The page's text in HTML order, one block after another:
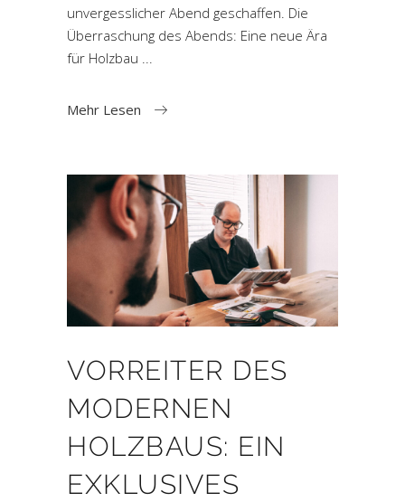
unvergesslicher Abend geschaffen. Die
Überraschung des Abends: Eine neue Ära
für Holzbau
Mehr Lesen
VORREITER DES
MODERNEN
HOLZBAUS: EIN
EXKLUSIVES